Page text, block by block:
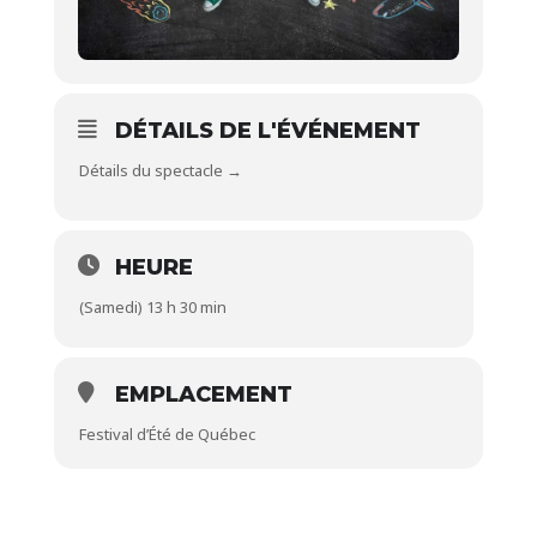
DÉTAILS DE L'ÉVÉNEMENT
Détails du spectacle →
HEURE
(Samedi) 13 h 30 min
EMPLACEMENT
Festival d’Été de Québec